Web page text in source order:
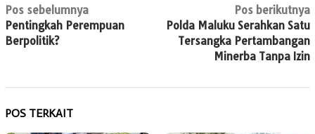
Navigasi
pos
Pos sebelumnya
Pentingkah Perempuan
Berpolitik?
Pos berikutnya
Polda Maluku Serahkan Satu
Tersangka Pertambangan
Minerba Tanpa Izin
POS TERKAIT